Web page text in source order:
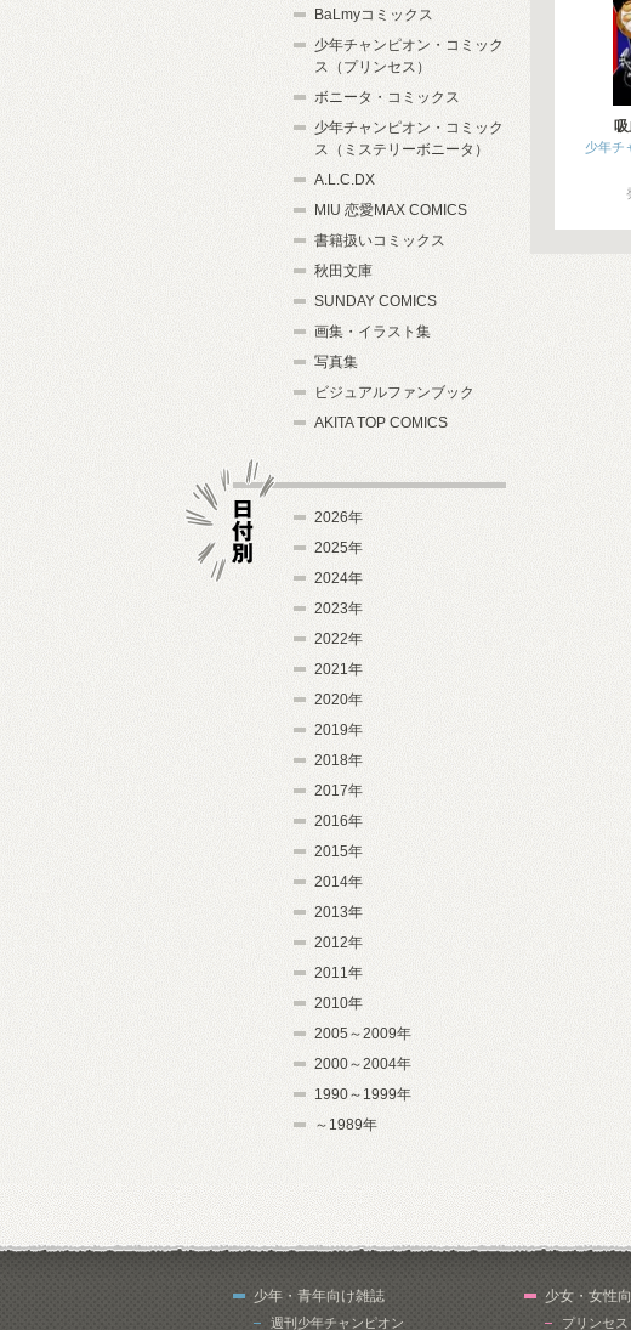
少年チ
BaLmyコミックス
少年チャンピオン・コミック
ス（プリンセス）
ボニータ・コミックス
少年チャンピオン・コミック
ス（ミステリーボニータ）
A.L.C.DX
MIU 恋愛MAX COMICS
書籍扱いコミックス
秋田文庫
SUNDAY COMICS
画集・イラスト集
写真集
ビジュアルファンブック
AKITA TOP COMICS
2026年
2025年
2024年
2023年
2022年
2021年
2020年
2019年
2018年
2017年
2016年
2015年
2014年
2013年
2012年
2011年
2010年
2005～2009年
2000～2004年
1990～1999年
～1989年
少年・青年向け雑誌
週刊少年チャンピオン
少女・女性
プリンセス